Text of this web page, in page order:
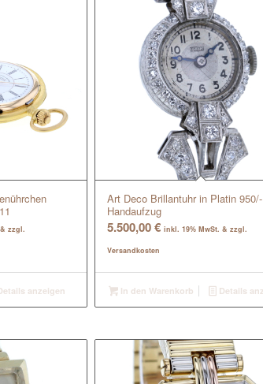
zzgl.
anzeigen
Art Deco Brillantuhr in Platin 950/-
Handaufzug
5.500,00€ inkl. 19% MwSt. & zzgl.
Versandkosten
In den Warenkorb Details